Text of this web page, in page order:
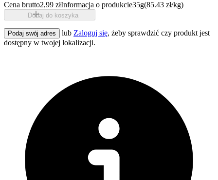
Cena brutto2,99 złInformacja o produkcie35g(85.43 zł/kg)
Dodaj do koszyka
Podaj swój adres lub Zaloguj się, żeby sprawdzić czy produkt jest
dostępny w twojej lokalizacji.